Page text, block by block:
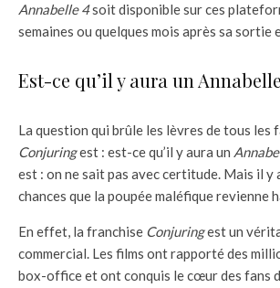
Annabelle 4soit disponible sur ces
semaines ou quelques mois après sa sortie
Est-ce qu’il y aura un
La question qui brûle les lèvres de tous les
Conjuringest : est-ce qu’il y aura un
est : on ne sait pas avec certitude. Mais il y
chances que la poupée maléfique revienne
En effet, la franchise Conjuringest un
commercial. Les films ont rapporté des
box-office et ont conquis le cœur des fans